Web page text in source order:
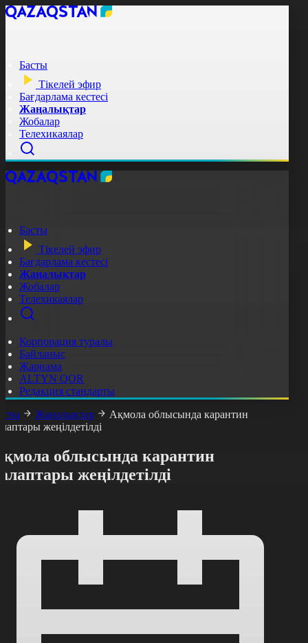
Басты
Тікелей эфир
Бағдарлама кестесі
Жаңалықтар
Жобалар
Телехикаялар
Басты
Тікелей эфир
Бағдарлама кестесі
Жаңалықтар
Жобалар
Телехикаялар
Корпорация туралы
Байланыс
Жарнама
ALTYN QOR
Редакция стандарты
Жаңалықтар
Ақмола облысында карантин
жеңілдетілді
облысында карантин
жеңілдетілді